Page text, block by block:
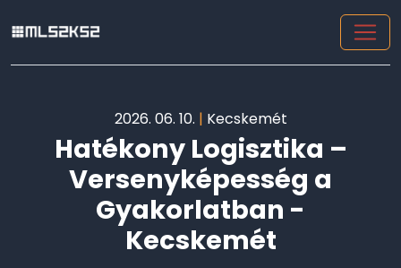
2026. 06. 10. | Kecskemét
Hatékony Logisztika –
Versenyképesség a
Gyakorlatban -
Kecskemét